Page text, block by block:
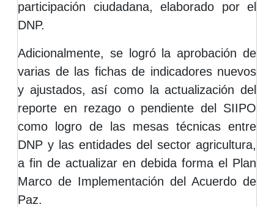
participación ciudadana, elaborado por el
DNP.
Adicionalmente, se logró la aprobación de
varias de las fichas de indicadores nuevos
y ajustados, así como la actualización del
reporte en rezago o pendiente del SIIPO
como logro de las mesas técnicas entre
DNP y las entidades del sector agricultura,
a fin de actualizar en debida forma el Plan
Marco de Implementación del Acuerdo de
Paz.